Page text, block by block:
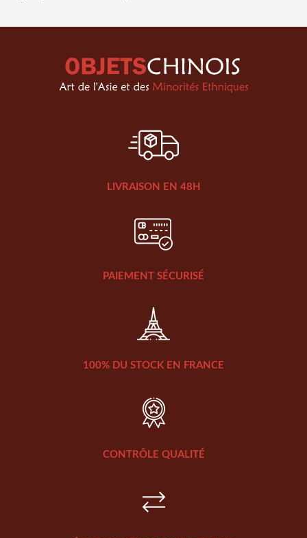
LIVRAISON EN 48H
PAIEMENT SÉCURISÉ
100% DU STOCK EN FRANCE
CONTRÔLE QUALITÉ